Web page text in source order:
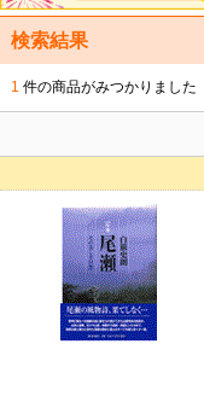
検索結果
1 件の商品がみつかりました